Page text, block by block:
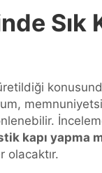
Sık
kapı yapma
olacaktır.